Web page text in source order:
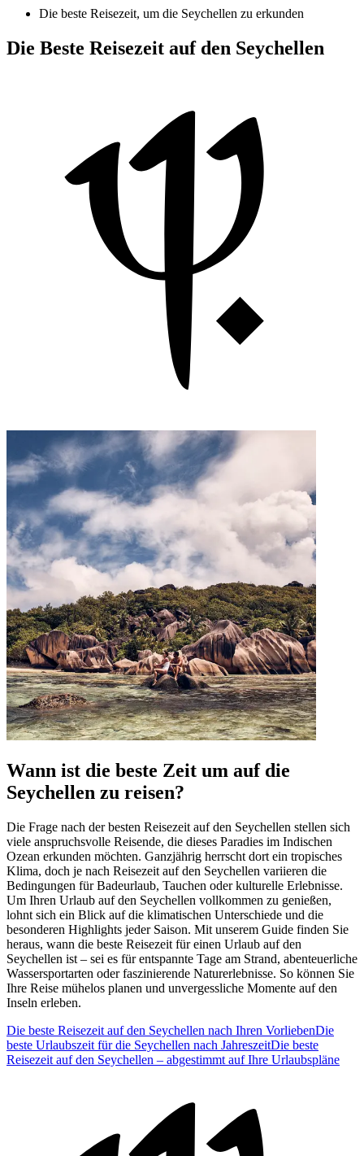
Die beste Reisezeit, um die Seychellen zu erkunden
Die Beste Reisezeit auf den Seychellen
Wann ist die beste Zeit um auf die
Seychellen zu reisen?
Die Frage nach der besten Reisezeit auf den Seychellen stellen sich
viele anspruchsvolle Reisende, die dieses Paradies im Indischen
Ozean erkunden möchten. Ganzjährig herrscht dort ein tropisches
Klima, doch je nach Reisezeit auf den Seychellen variieren die
Bedingungen für Badeurlaub, Tauchen oder kulturelle Erlebnisse.
Um Ihren Urlaub auf den Seychellen vollkommen zu genießen,
lohnt sich ein Blick auf die klimatischen Unterschiede und die
besonderen Highlights jeder Saison. Mit unserem Guide finden Sie
heraus, wann die beste Reisezeit für einen Urlaub auf den
Seychellen ist – sei es für entspannte Tage am Strand, abenteuerliche
Wassersportarten oder faszinierende Naturerlebnisse. So können Sie
Ihre Reise mühelos planen und unvergessliche Momente auf den
Inseln erleben.
Die beste Reisezeit auf den Seychellen nach Ihren VorliebenDie
beste Urlaubszeit für die Seychellen nach JahreszeitDie beste
Reisezeit auf den Seychellen – abgestimmt auf Ihre Urlaubspläne